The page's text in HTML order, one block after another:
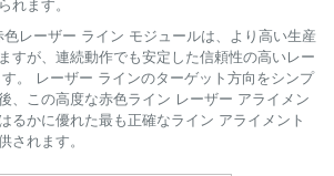
れます。
レーザー ライン モジュールは、より高い生産
すが、連続動作でも安定した信頼性の高いレー
。 レーザー ラインのターゲット方向をシンプ
、この高度な赤色ライン レーザー アライメン
るかに優れた最も正確なライン アライメント
されます。